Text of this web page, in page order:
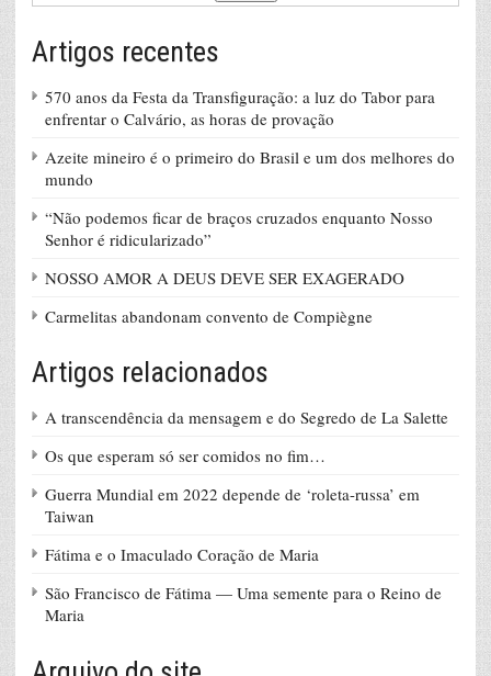
Artigos recentes
570 anos da Festa da Transfiguração: a luz do Tabor para
enfrentar o Calvário, as horas de provação
Azeite mineiro é o primeiro do Brasil e um dos melhores do
mundo
“Não podemos ficar de braços cruzados enquanto Nosso
Senhor é ridicularizado”
NOSSO AMOR A DEUS DEVE SER EXAGERADO
Carmelitas abandonam convento de Compiègne
Artigos relacionados
A transcendência da mensagem e do Segredo de La Salette
Os que esperam só ser comidos no fim…
Guerra Mundial em 2022 depende de ‘roleta-russa’ em
Taiwan
Fátima e o Imaculado Coração de Maria
São Francisco de Fátima — Uma semente para o Reino de
Maria